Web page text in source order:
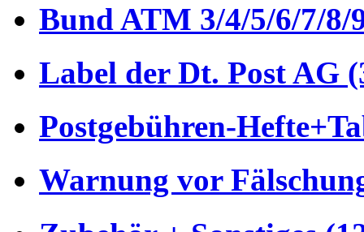
Bund ATM 3/4/5/6/7/8/
Label der Dt. Post AG
Postgebühren-
Warnung vor